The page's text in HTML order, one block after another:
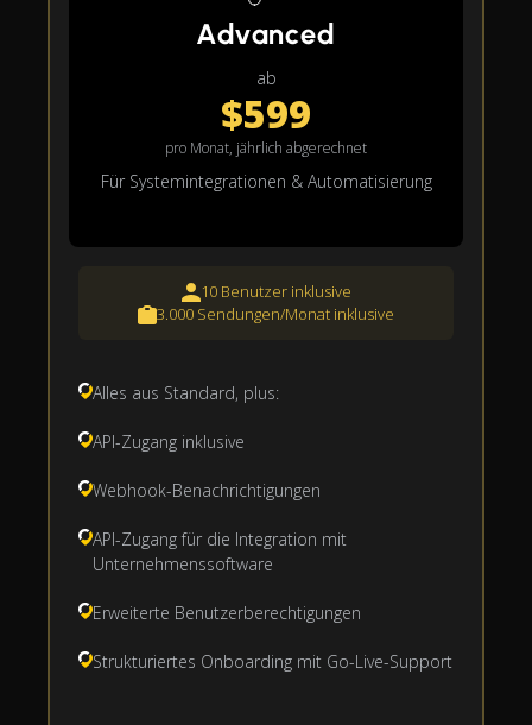
Advanced
ab
$599
pro Monat, jährlich abgerechnet
Für Systemintegrationen & Automatisierung
10 Benutzer inklusive
3.000 Sendungen/Monat inklusive
Alles aus Standard, plus:
API-Zugang inklusive
Webhook-Benachrichtigungen
API-Zugang für die Integration mit
Unternehmenssoftware
Erweiterte Benutzerberechtigungen
Strukturiertes Onboarding mit Go-Live-Support